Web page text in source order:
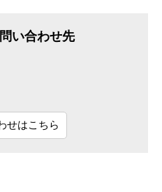
い合わせ先
せはこちら